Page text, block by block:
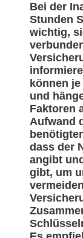
Bei der
Stunden
wichtig,
können
und
Faktoren
Aufwand
dass der
angibt
gibt, um